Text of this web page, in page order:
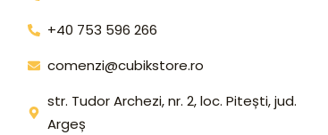
+40 753 596 266
comenzi@cubikstore.ro
str. Tudor Archezi, nr. 2, loc. Pitești, jud.
Argeș